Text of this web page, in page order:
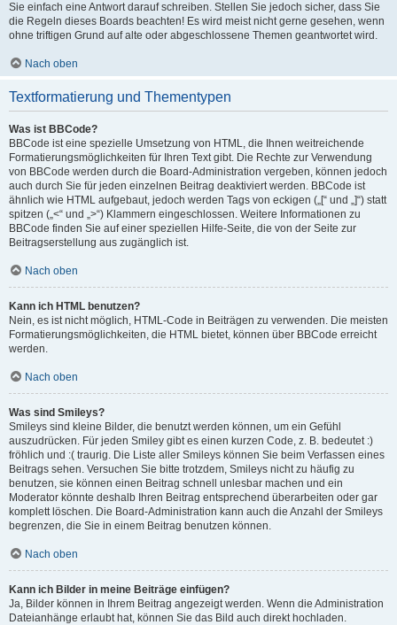
Sie einfach eine Antwort darauf schreiben. Stellen Sie jedoch sicher, dass Sie
die Regeln dieses Boards beachten! Es wird meist nicht gerne gesehen, wenn
ohne triftigen Grund auf alte oder abgeschlossene Themen geantwortet wird.
Nach oben
Textformatierung und Thementypen
Was ist BBCode?
BBCode ist eine spezielle Umsetzung von HTML, die Ihnen weitreichende
Formatierungsmöglichkeiten für Ihren Text gibt. Die Rechte zur Verwendung
von BBCode werden durch die Board-Administration vergeben, können jedoch
auch durch Sie für jeden einzelnen Beitrag deaktiviert werden. BBCode ist
ähnlich wie HTML aufgebaut, jedoch werden Tags von eckigen („[“ und „]“) statt
spitzen („<“ und „>“) Klammern eingeschlossen. Weitere Informationen zu
BBCode finden Sie auf einer speziellen Hilfe-Seite, die von der Seite zur
Beitragserstellung aus zugänglich ist.
Nach oben
Kann ich HTML benutzen?
Nein, es ist nicht möglich, HTML-Code in Beiträgen zu verwenden. Die meisten
Formatierungsmöglichkeiten, die HTML bietet, können über BBCode erreicht
werden.
Nach oben
Was sind Smileys?
Smileys sind kleine Bilder, die benutzt werden können, um ein Gefühl
auszudrücken. Für jeden Smiley gibt es einen kurzen Code, z. B. bedeutet :)
fröhlich und :( traurig. Die Liste aller Smileys können Sie beim Verfassen eines
Beitrags sehen. Versuchen Sie bitte trotzdem, Smileys nicht zu häufig zu
benutzen, sie können einen Beitrag schnell unlesbar machen und ein
Moderator könnte deshalb Ihren Beitrag entsprechend überarbeiten oder gar
komplett löschen. Die Board-Administration kann auch die Anzahl der Smileys
begrenzen, die Sie in einem Beitrag benutzen können.
Nach oben
Kann ich Bilder in meine Beiträge einfügen?
Ja, Bilder können in Ihrem Beitrag angezeigt werden. Wenn die Administration
Dateianhänge erlaubt hat, können Sie das Bild auch direkt hochladen.